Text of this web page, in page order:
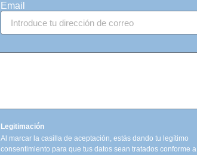
Email
Legitimación
Al marcar la casilla de aceptación, estás dando tu legítimo
consentimiento para que tus datos sean tratados conforme